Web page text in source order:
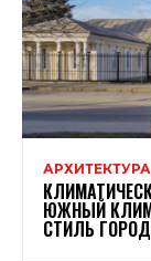
АРХИТЕКТУРА
ЮЖНЫЙ
СТИЛЬ